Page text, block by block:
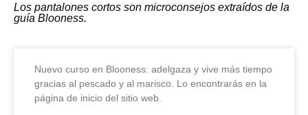
Los pantalones cortos son microconsejos extraídos de la
guía Blooness.
Nuevo curso en Blooness: adelgaza y vive más tiempo
gracias al pescado y al marisco. Lo encontrarás en la
página de inicio del sitio web.